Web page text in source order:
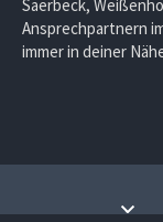
Saerbeck,
Ansprechpartnern
immer in deiner